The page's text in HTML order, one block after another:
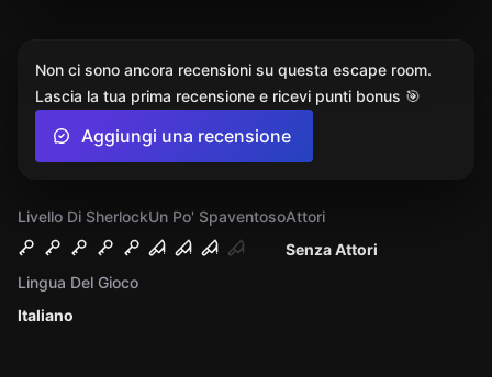
Livello Di SherlockUn Po' Spaventoso
Senza Attori
Attori
Italiano
Lingua Del Gioco
Non ci sono ancora recensioni su questa escape room.
Lascia la tua prima recensione e ricevi punti bonus 🎯
Aggiungi una recensione